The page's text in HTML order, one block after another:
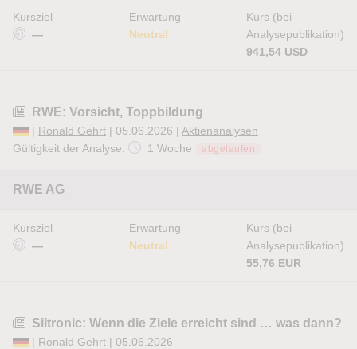
Kursziel
—
Erwartung
Neutral
Kurs (bei
Analysepublikation)
941,54 USD
RWE: Vorsicht, Toppbildung
| Ronald Gehrt | 05.06.2026 | Aktienanalysen
Gültigkeit der Analyse:
1 Woche abgelaufen
RWE AG
Kursziel
—
Erwartung
Neutral
Kurs (bei
Analysepublikation)
55,76 EUR
Siltronic: Wenn die Ziele erreicht sind … was dann?
| Ronald Gehrt | 05.06.2026